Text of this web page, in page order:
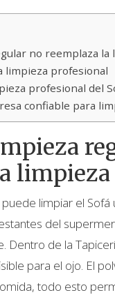
no reemplaza
limpieza profesional
profesional del
confiable para
limpiar el
del
Dentro de la
para el ojo. El
todo esto